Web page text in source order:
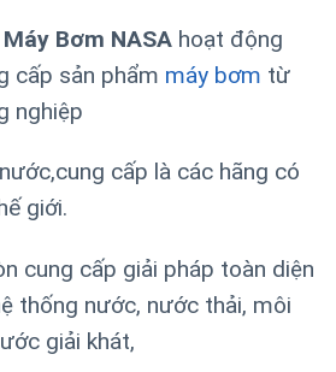
Bơm NASA hoạt động
cấp sản phẩm máy bơm từ
nghiệp
cấp là các hãng có
giới.
cung cấp giải pháp toàn diện
thống nước, nước thải, môi
giải khát,